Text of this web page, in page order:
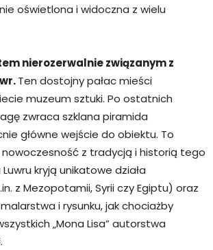
oświetlona i widoczna z wielu
nierozerwalnie związanym z
Ten dostojny pałac mieści
muzeum sztuki. Po ostatnich
zwraca szklana piramida
główne wejście do obiektu. To
z tradycją i historią tego
kryją unikatowe działa
z Mezopotamii, Syrii czy Egiptu) oraz
i rysunku, jak chociażby
„Mona Lisa” autorstwa